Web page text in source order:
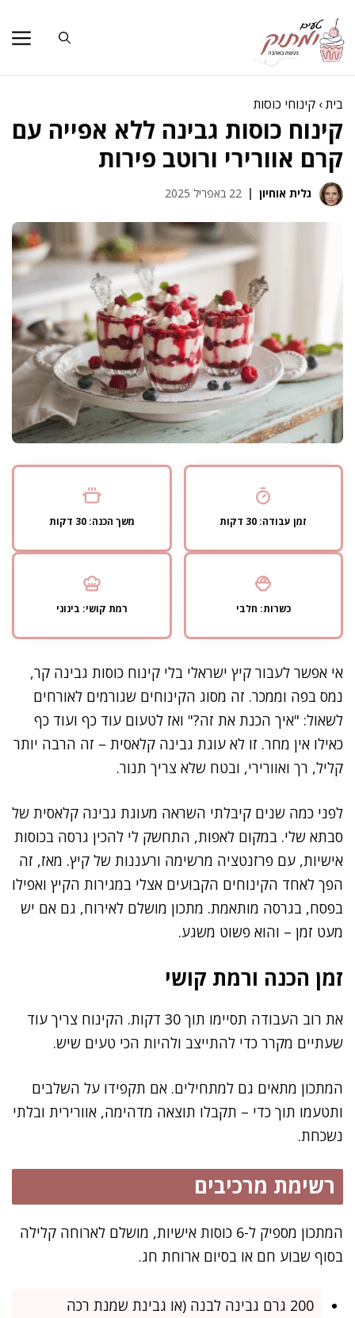
לתוכן
בית› קינוחי כוסות
קינוח כוסות גבינה ללא אפייה עם
קרם אוורירי ורוטב פירות
גלית אוחיון 22 באפריל 2025
זמן עבודה: 30 דקות משך הכנה: 30 דקות
כשרות: חלבי רמת קושי: בינוני
אי אפשר לעבור קיץ ישראלי בלי קינוח כוסות גבינה קר,
נמס בפה וממכר. זה מסוג הקינוחים שגורמים לאורחים
לשאול: "איך הכנת את זה?" ואז לטעום עוד כף ועוד כף
כאילו אין מחר. זו לא עוגת גבינה קלאסית – זה הרבה יותר
קליל, רך ואוורירי, ובטח שלא צריך תנור.
לפני כמה שנים קיבלתי השראה מעוגת גבינה קלאסית של
סבתא שלי. במקום לאפות, התחשק לי להכין גרסה בכוסות
אישיות, עם פרזנטציה מרשימה ורעננות של קיץ. מאז, זה
הפך לאחד הקינוחים הקבועים אצלי במגירות הקיץ ואפילו
בפסח, בגרסה מותאמת. מתכון מושלם לאירוח, גם אם יש
מעט זמן – והוא פשוט משגע.
זמן הכנה ורמת קושי
את רוב העבודה תסיימו תוך 30 דקות. הקינוח צריך עוד
שעתיים מקרר כדי להתייצב ולהיות הכי טעים שיש.
המתכון מתאים גם למתחילים. אם תקפידו על השלבים
ותטעמו תוך כדי – תקבלו תוצאה מדהימה, אוורירית ובלתי
נשכחת.
רשימת מרכיבים
המתכון מספיק ל-6 כוסות אישיות, מושלם לארוחה קלילה
בסוף שבוע חם או בסיום ארוחת חג.
200 גרם גבינה לבנה (או גבינת שמנת רכה